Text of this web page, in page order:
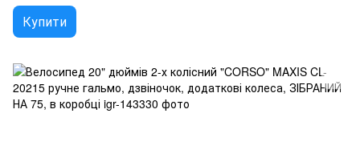
Купити